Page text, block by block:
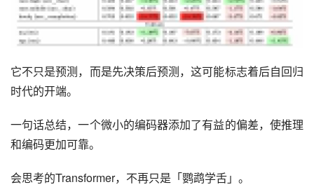
它不只是预测，而是先决策后预测，这可能标志着后自回归
时代的开端。
一句话总结，一个微小的编码器添加了有益的偏差，使推理
和编码更加可靠。
会思考的Transformer，不再只是「鹦鹉学舌」。